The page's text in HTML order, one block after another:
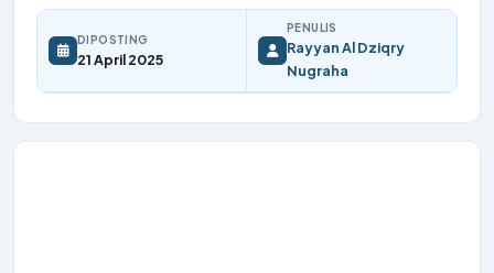
DIPOSTING
21 April 2025
PENULIS
Rayyan Al Dziqry
Nugraha